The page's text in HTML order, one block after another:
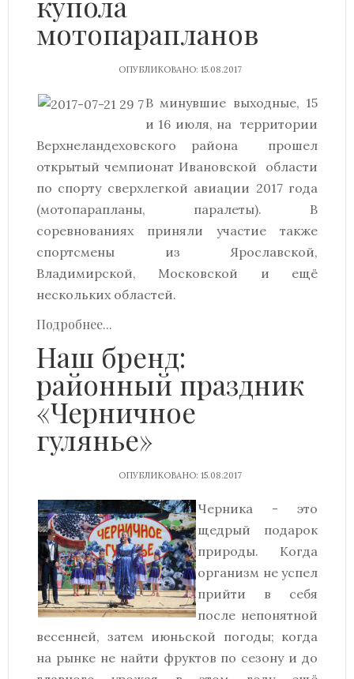
мотопарапланов
ОПУБЛИКОВАНО: 15.08.2017
В минувшие выходные, 15
и 16 июля, на территории
Верхнеландеховского района прошел
открытый чемпионат Ивановской области
по спорту сверхлегкой авиации 2017 года
(мотопарапланы, паралеты). В
соревнованиях приняли участие также
спортсмены из Ярославской,
Владимирской, Московской и ещё
нескольких областей.
Подробнее...
Наш бренд:
районный праздник
«Черничное
гулянье»
ОПУБЛИКОВАНО: 15.08.2017
Черника - это
щедрый подарок
природы. Когда
организм не успел
прийти в себя
после непонятной
весенней, затем июньской погоды; когда
на рынке не найти фруктов по сезону и до